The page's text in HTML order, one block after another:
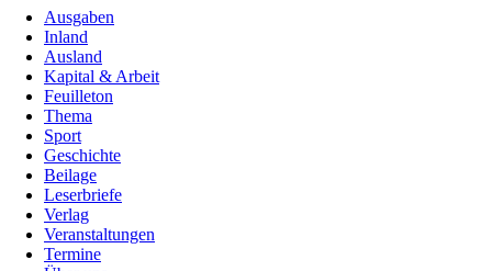
Ausgaben
Inland
Ausland
Kapital & Arbeit
Feuilleton
Thema
Sport
Geschichte
Beilage
Leserbriefe
Verlag
Veranstaltungen
Termine